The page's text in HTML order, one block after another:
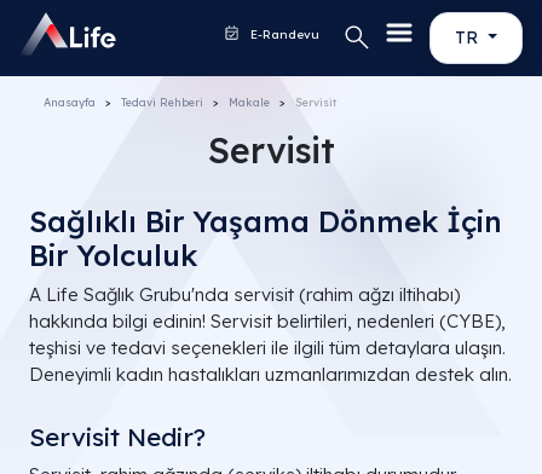
TR
E-Randevu
Anasayfa Tedavi Rehberi Makale Servisit
Servisit
Sağlıklı Bir Yaşama Dönmek İçin
Bir Yolculuk
A Life Sağlık Grubu'nda servisit (rahim ağzı iltihabı)
hakkında bilgi edinin! Servisit belirtileri, nedenleri (CYBE),
teşhisi ve tedavi seçenekleri ile ilgili tüm detaylara ulaşın.
Deneyimli kadın hastalıkları uzmanlarımızdan destek alın.
Servisit Nedir?